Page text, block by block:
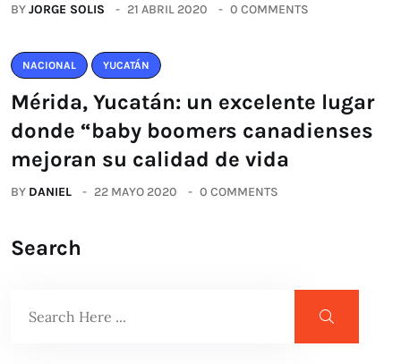
BYJORGE SOLIS 21 ABRIL 2020 0 COMMENTS
NACIONAL YUCATÁN
Mérida, Yucatán: un excelente lugar
donde “baby boomers canadienses
mejoran su calidad de vida
BY DANIEL 22 MAYO 2020 0 COMMENTS
Search